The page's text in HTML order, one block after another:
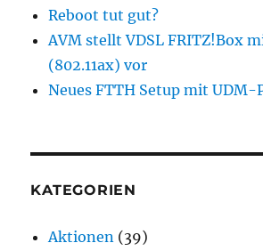
Reboot tut gut?
AVM stellt VDSL FRITZ!Box
(802.11ax) vor
Neues FTTH Setup mit UDM-
KATEGORIEN
Aktionen (39)